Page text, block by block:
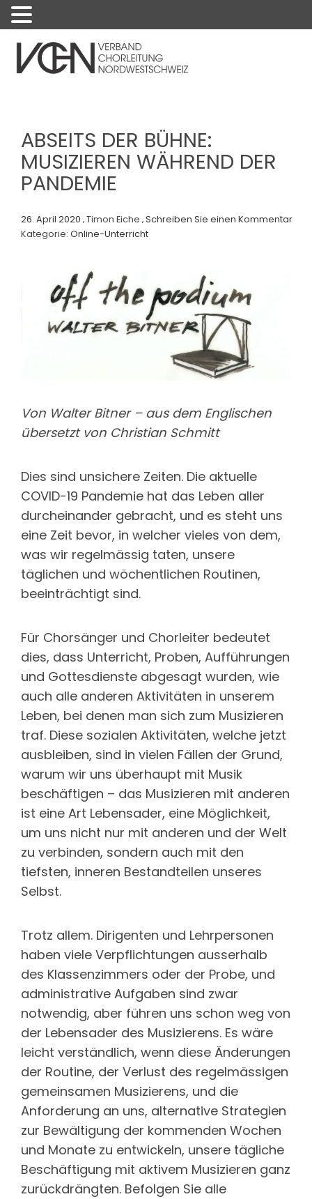
ABSEITS DER BÜHNE:
MUSIZIEREN WÄHREND DER
PANDEMIE
26. April 2020 Timon Eiche Schreiben Sie einen Kommentar
Kategorie:Online-Unterricht
Von Walter Bitner – aus dem Englischen
übersetzt von Christian Schmitt
Dies sind unsichere Zeiten. Die aktuelle
COVID-19 Pandemie hat das Leben aller
durcheinander gebracht, und es steht uns
eine Zeit bevor, in welcher vieles von dem,
was wir regelmässig taten, unsere
täglichen und wöchentlichen Routinen,
beeinträchtigt sind.
Für Chorsänger und Chorleiter bedeutet
dies, dass Unterricht, Proben, Aufführungen
und Gottesdienste abgesagt wurden, wie
auch alle anderen Aktivitäten in unserem
Leben, bei denen man sich zum Musizieren
traf. Diese sozialen Aktivitäten, welche jetzt
ausbleiben, sind in vielen Fällen der Grund,
warum wir uns überhaupt mit Musik
beschäftigen – das Musizieren mit anderen
ist eine Art Lebensader, eine Möglichkeit,
um uns nicht nur mit anderen und der Welt
zu verbinden, sondern auch mit den
tiefsten, inneren Bestandteilen unseres
Selbst.
Trotz allem. Dirigenten und Lehrpersonen
haben viele Verpflichtungen ausserhalb
des Klassenzimmers oder der Probe, und
administrative Aufgaben sind zwar
notwendig, aber führen uns schon weg von
der Lebensader des Musizierens. Es wäre
leicht verständlich, wenn diese Änderungen
der Routine, der Verlust des regelmässigen
gemeinsamen Musizierens, und die
Anforderung an uns, alternative Strategien
zur Bewältigung der kommenden Wochen
und Monate zu entwickeln, unsere tägliche
Beschäftigung mit aktivem Musizieren ganz
zurückdrängten. Befolgen Sie alle